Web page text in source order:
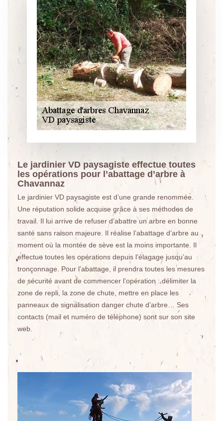
Le jardinier VD paysagiste effectue toutes
les opérations pour l’abattage d’arbre à
Chavannaz
Le jardinier VD paysagiste est d’une grande renommée.
Une réputation solide acquise grâce à ses méthodes de
travail. Il lui arrive de refuser d’abattre un arbre en bonne
santé sans raison majeure. Il réalise l’abattage d’arbre au
moment où la montée de sève est la moins importante. Il
effectue toutes les opérations depuis l’élagage jusqu’au
tronçonnage. Pour l’abattage, il prendra toutes les mesures
de sécurité avant de commencer l’opération : délimiter la
zone de repli, la zone de chute, mettre en place les
panneaux de signalisation danger chute d’arbre… Ses
contacts (mail et numéro de téléphone) sont sur son site
web.